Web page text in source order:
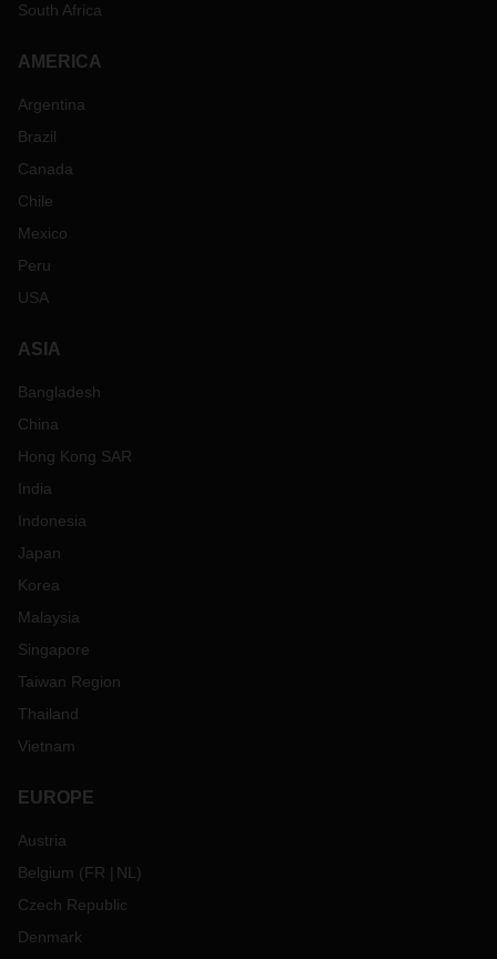
South Africa
AMERICA
Argentina
Brazil
Canada
Chile
Mexico
Peru
USA
ASIA
Bangladesh
China
Hong Kong SAR
India
Indonesia
Japan
Korea
Malaysia
Singapore
Taiwan Region
Thailand
Vietnam
EUROPE
Austria
Belgium (FR NL )
Czech Republic
Denmark